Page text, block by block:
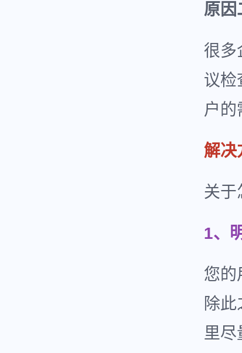
原因
很多
议检
户的
解决
关于
1、
您的
除
里尽